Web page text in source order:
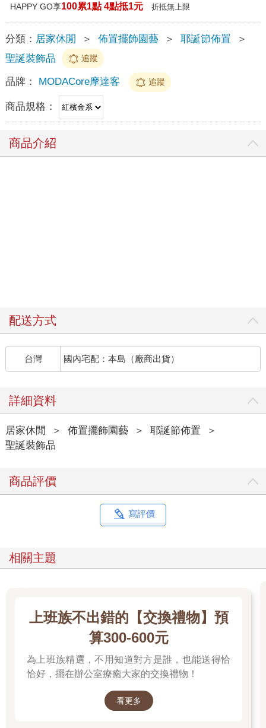
HAPPY GO享100累1點 4點抵1元 折抵無上限
分類： 居家休閒 ＞ 佈置擺飾園藝 ＞ 耶誕節佈置
＞
聖誕裝飾品
追蹤
品牌： MODACore摩達客 追蹤
商品規格：
商品介紹
配送方式
台灣 國內宅配：本島（廠商出貨）
詳細資料
居家休閒 ＞ 佈置擺飾園藝 ＞ 耶誕節佈置
＞
聖誕裝飾品
商品評價
寫評價
相關主題
上班族不出錯的【交換禮物】預
算300-600元
為上班族精選，不用知道對方是誰，也能送得恰
恰好，擺在辦公室療癒大家的交換禮物！
看更多